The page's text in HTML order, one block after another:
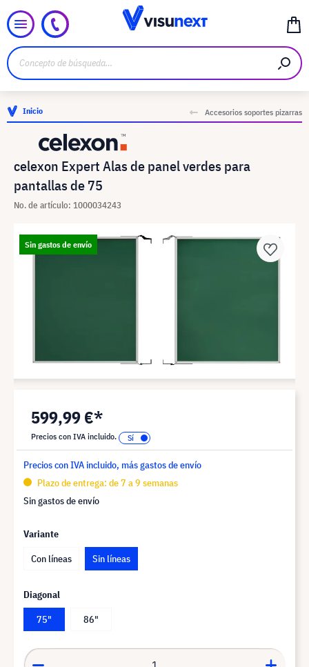
Inicio Accesorios soportes pizarras
celexon Expert Alas de panel verdes para
pantallas de 75
No. de artículo: 1000034243
Sin gastos de envío
599,99 €*
Precios con IVA incluido.
Precios con IVA incluido, más gastos de envío
Plazo de entrega: de 7 a 9 semanas
Sin gastos de envío
Variante
Con líneas
Sin líneas
Diagonal
75"
86"